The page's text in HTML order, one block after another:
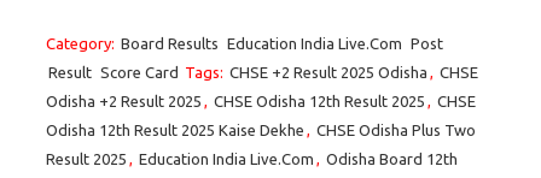
Category: Board Results Education India Live.Com Post
Result Score Card Tags: CHSE +2 Result 2025 Odisha , CHSE
Odisha +2 Result 2025 , CHSE Odisha 12th Result 2025 , CHSE
Odisha 12th Result 2025 Kaise Dekhe , CHSE Odisha Plus Two
Result 2025 , Education India Live.Com , Odisha Board 12th